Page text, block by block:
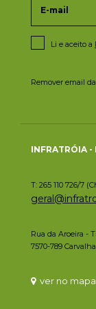
Li e aceito a
Remover email
INFRATRÓIA -
T: 265 110 726/7
Rua da Aroeira -
7570-789
ver no mapa